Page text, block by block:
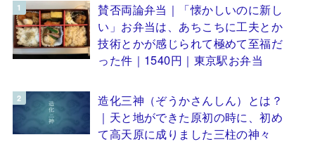
賛否両論弁当｜「懐かしいのに新し
い」お弁当は、あちこちに工夫とか
技術とかが感じられて極めて至福だ
った件｜1540円｜東京駅お弁当
造化三神（ぞうかさんしん）とは？
｜天と地ができた原初の時に、初め
て高天原に成りました三柱の神々